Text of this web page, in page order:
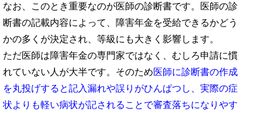
なお、このとき重要なのが医師の診断書です。医師の診
断書の記載内容によって、障害年金を受給できるかどう
かの多くが決定され、等級にも大きく影響します。
ただ医師は障害年金の専門家ではなく、むしろ申請に慣
れていない人が大半です。そのため医師に診断書の作成
を丸投げすると記入漏れや誤りがひんぱつし、実際の症
状よりも軽い病状が記されることで審査落ちになりやす